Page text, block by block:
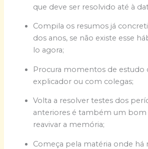
que deve ser resolvido até à
Compila os resumos já
dos anos, se não existe esse
lo agora;
Procura momentos de estudo
explicador ou com colegas;
Volta a resolver testes dos
anteriores é também um
reavivar a memória;
Começa pela matéria onde há